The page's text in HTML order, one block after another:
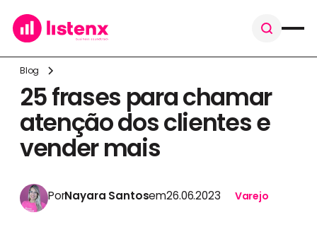
Blog
25 frases para chamar
atenção dos clientes e
vender mais
PorNayara Santosem26.06.2023 Varejo